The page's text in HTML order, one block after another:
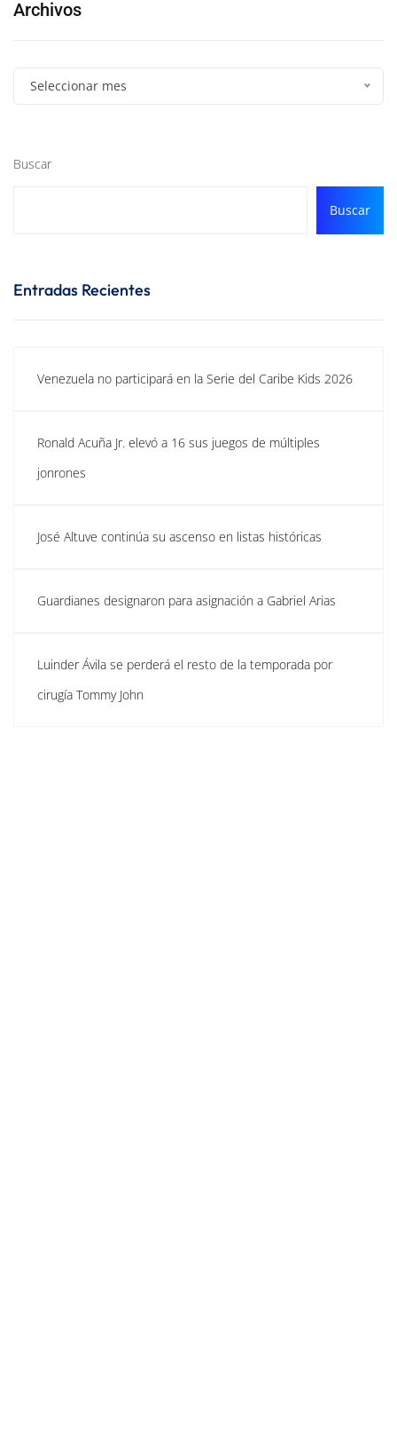
Archivos
Seleccionar mes
Buscar
Buscar
Entradas Recientes
Venezuela no participará en la Serie del Caribe Kids 2026
Ronald Acuña Jr. elevó a 16 sus juegos de múltiples
jonrones
José Altuve continúa su ascenso en listas históricas
Guardianes designaron para asignación a Gabriel Arias
Luinder Ávila se perderá el resto de la temporada por
cirugía Tommy John